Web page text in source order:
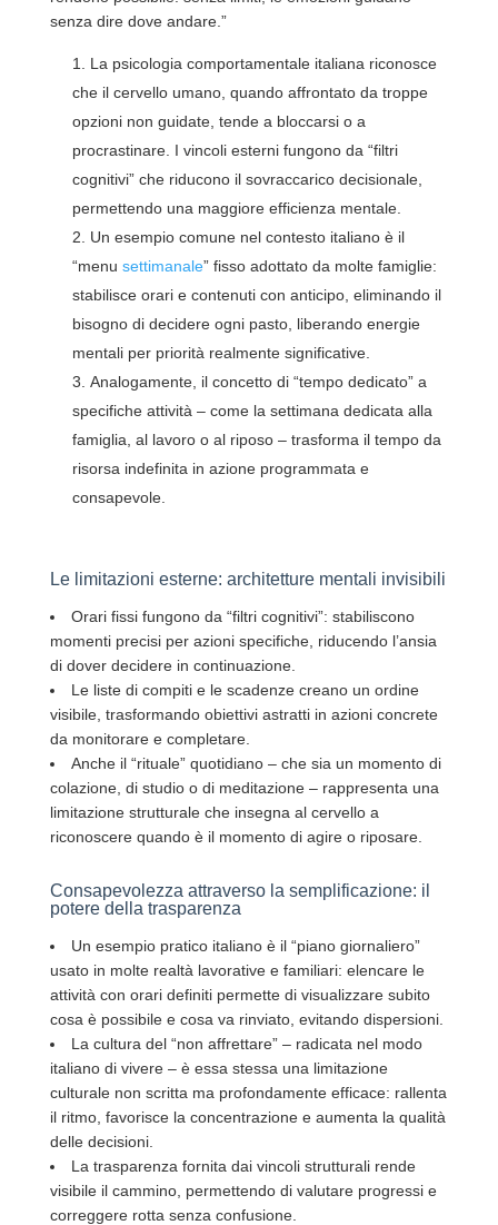
senza dire dove andare.”
La psicologia comportamentale italiana riconosce
che il cervello umano, quando affrontato da troppe
opzioni non guidate, tende a bloccarsi o a
procrastinare. I vincoli esterni fungono da “filtri
cognitivi” che riducono il sovraccarico decisionale,
permettendo una maggiore efficienza mentale.
Un esempio comune nel contesto italiano è il
“menu settimanale” fisso adottato da molte famiglie:
stabilisce orari e contenuti con anticipo, eliminando il
bisogno di decidere ogni pasto, liberando energie
mentali per priorità realmente significative.
Analogamente, il concetto di “tempo dedicato” a
specifiche attività – come la settimana dedicata alla
famiglia, al lavoro o al riposo – trasforma il tempo da
risorsa indefinita in azione programmata e
consapevole.
Le limitazioni esterne: architetture mentali invisibili
Orari fissi fungono da “filtri cognitivi”: stabiliscono
momenti precisi per azioni specifiche, riducendo l’ansia
di dover decidere in continuazione.
Le liste di compiti e le scadenze creano un ordine
visibile, trasformando obiettivi astratti in azioni concrete
da monitorare e completare.
Anche il “rituale” quotidiano – che sia un momento di
colazione, di studio o di meditazione – rappresenta una
limitazione strutturale che insegna al cervello a
riconoscere quando è il momento di agire o riposare.
Consapevolezza attraverso la semplificazione: il
potere della trasparenza
Un esempio pratico italiano è il “piano giornaliero”
usato in molte realtà lavorative e familiari: elencare le
attività con orari definiti permette di visualizzare subito
cosa è possibile e cosa va rinviato, evitando dispersioni.
La cultura del “non affrettare” – radicata nel modo
italiano di vivere – è essa stessa una limitazione
culturale non scritta ma profondamente efficace: rallenta
il ritmo, favorisce la concentrazione e aumenta la qualità
delle decisioni.
La trasparenza fornita dai vincoli strutturali rende
visibile il cammino, permettendo di valutare progressi e
correggere rotta senza confusione.